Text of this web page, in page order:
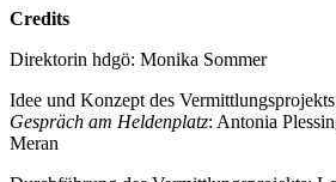
Credits
Direktorin hdgö: Monika Sommer
Idee und Konzept des Vermittlungsprojekts
Gespräch am Heldenplatz: Antonia
Meran